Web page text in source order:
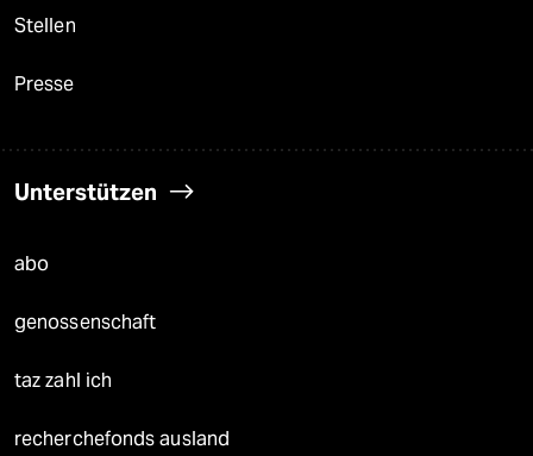
Stellen
Presse
Unterstützen
abo
genossenschaft
taz zahl ich
recherchefonds ausland